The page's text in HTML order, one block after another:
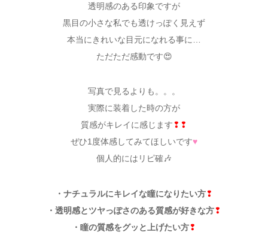
透明感のある印象ですが
黒目の小さな私でも透けっぽく見えず
本当にきれいな目元になれる事に…
ただただ感動です😍
写真で見るよりも。。。
実際に装着した時の方が
質感がキレイに感じます❢❢
ぜひ1度体感してみてほしいです♥
個人的にはリピ確🎶
・ナチュラルにキレイな瞳になりたい方❢
・透明感とツヤっぽさのある質感が好きな方❢
・瞳の質感をグッと上げたい方❢